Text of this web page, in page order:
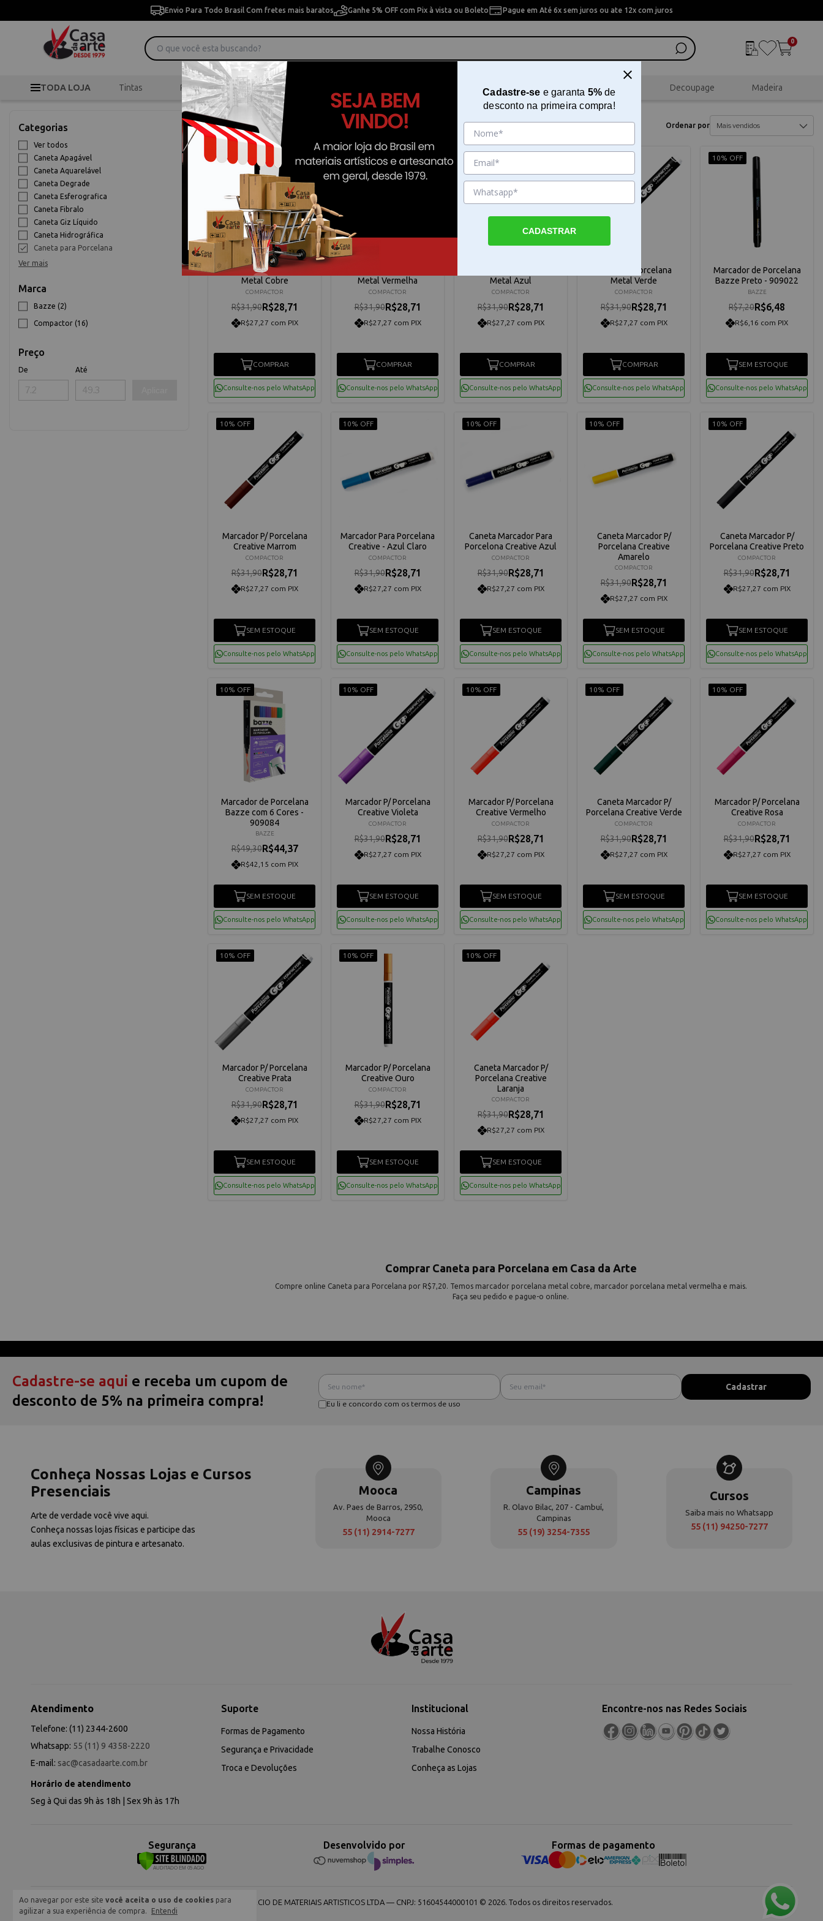
Envio Para Todo Brasil Com fretes mais baratos Ganhe 5% OFF com Pix à vista ou Boleto Pague em Até 6x sem juros ou ate 12x com juros
0
TODA LOJA Tintas Pincéis Desenho Pintura Artesanal Scrapbook Decoupage Madeira
Ao navegar por este site você aceita o uso de cookies para
agilizar a sua experiência de compra.
Entendi
Categorias
Ver todos
Caneta Apagável
Caneta Aquarelável
Caneta Degrade
Caneta Esferografica
Caneta Fibralo
Caneta Giz Líquido
Caneta Hidrográfica
Caneta para Porcelana
Ver mais
Marca
Bazze (2)
Compactor (16)
Preço
De Até
Início > > Caneta para Porcelana
Caneta para Porcelana Ordenar por
10% OFF
Marcador Porcelana
Metal Cobre
COMPACTOR
R$31,90R$28,71
R$27,27 com PIX
COMPRAR
Consulte-nos pelo WhatsApp
10% OFF
Metal Vermelha
COMPACTOR
R$31,90R$28,71
R$27,27 com PIX
COMPRAR
Consulte-nos pelo WhatsApp
10% OFF
Metal Azul
COMPACTOR
R$31,90R$28,71
R$27,27 com PIX
COMPRAR
Consulte-nos pelo WhatsApp
Marcador Porcelana
Metal Verde
COMPACTOR
R$31,90R$28,71
R$27,27 com PIX
COMPRAR
Consulte-nos pelo WhatsApp
10% OFF
Marcador de Porcelana
Bazze Preto - 909022
BAZZE
R$7,20R$6,48
R$6,16 com PIX
SEM ESTOQUE
Consulte-nos pelo WhatsApp
10% OFF
Marcador P/ Porcelana
Creative Marrom
COMPACTOR
R$31,90R$28,71
R$27,27 com PIX
SEM ESTOQUE
Consulte-nos pelo WhatsApp
10% OFF
Marcador Para Porcelana
Creative - Azul Claro
COMPACTOR
R$31,90R$28,71
R$27,27 com PIX
SEM ESTOQUE
Consulte-nos pelo WhatsApp
10% OFF
Caneta Marcador Para
Porcelona Creative Azul
COMPACTOR
R$31,90R$28,71
R$27,27 com PIX
SEM ESTOQUE
Consulte-nos pelo WhatsApp
10% OFF
Caneta Marcador P/
Porcelana Creative
Amarelo
COMPACTOR
R$31,90R$28,71
R$27,27 com PIX
SEM ESTOQUE
Consulte-nos pelo WhatsApp
10% OFF
Caneta Marcador P/
Porcelana Creative Preto
COMPACTOR
R$31,90R$28,71
R$27,27 com PIX
SEM ESTOQUE
Consulte-nos pelo WhatsApp
10% OFF
Marcador de Porcelana
Bazze com 6 Cores -
909084
BAZZE
R$49,30R$44,37
R$42,15 com PIX
SEM ESTOQUE
Consulte-nos pelo WhatsApp
10% OFF
Marcador P/ Porcelana
Creative Violeta
COMPACTOR
R$31,90R$28,71
R$27,27 com PIX
SEM ESTOQUE
Consulte-nos pelo WhatsApp
10% OFF
Marcador P/ Porcelana
Creative Vermelho
COMPACTOR
R$31,90R$28,71
R$27,27 com PIX
SEM ESTOQUE
Consulte-nos pelo WhatsApp
10% OFF
Caneta Marcador P/
Porcelana Creative Verde
COMPACTOR
R$31,90R$28,71
R$27,27 com PIX
SEM ESTOQUE
Consulte-nos pelo WhatsApp
10% OFF
Marcador P/ Porcelana
Creative Rosa
COMPACTOR
R$31,90R$28,71
R$27,27 com PIX
SEM ESTOQUE
Consulte-nos pelo WhatsApp
10% OFF
Marcador P/ Porcelana
Creative Prata
COMPACTOR
R$31,90R$28,71
R$27,27 com PIX
SEM ESTOQUE
Consulte-nos pelo WhatsApp
10% OFF
Marcador P/ Porcelana
Creative Ouro
COMPACTOR
R$31,90R$28,71
R$27,27 com PIX
SEM ESTOQUE
Consulte-nos pelo WhatsApp
10% OFF
Caneta Marcador P/
Porcelana Creative
Laranja
COMPACTOR
R$31,90R$28,71
R$27,27 com PIX
SEM ESTOQUE
Consulte-nos pelo WhatsApp
Comprar Caneta para Porcelana em Casa da Arte
Compre online Caneta para Porcelana por R$7,20. Temos marcador porcelana metal cobre, marcador porcelana metal vermelha e mais.
Faça seu pedido e pague-o online.
Cadastre-se aqui e receba um cupom de
desconto de 5% na primeira compra!
Eu li e concordo com os termos de uso
Conheça Nossas Lojas e Cursos
Presenciais
Arte de verdade você vive aqui.
Conheça nossas lojas físicas e participe das
aulas exclusivas de pintura e artesanato.
Mooca
Av. Paes de Barros, 2950,
Mooca
55 (11) 2914-7277
Campinas
R. Olavo Bilac, 207 - Cambuí,
Campinas
55 (19) 3254-7355
Cursos
Saiba mais no Whatsapp
55 (11) 94250-7277
Atendimento
Telefone: (11) 2344-2600
Whatsapp: 55 (11) 9 4358-2220
E-mail: sac@casadaarte.com.br
Horário de atendimento
Seg à Qui das 9h às 18h | Sex 9h às 17h
Suporte
Formas de Pagamento
Segurança e Privacidade
Troca e Devoluções
Institucional
Nossa História
Trabalhe Conosco
Conheça as Lojas
Encontre-nos nas Redes Sociais
Segurança Desenvolvido por Formas de pagamento
NEVA COMERCIO DE MATERIAIS ARTISTICOS LTDA — CNPJ: 51604544000101 © 2026. Todos os direitos reservados.
Cadastre-se e garanta 5%de
desconto na primeira compra!
CADASTRAR